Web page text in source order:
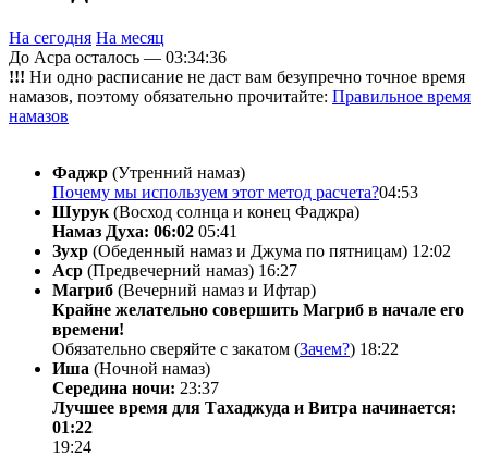
На сегодня На месяц
До Асра осталось — 03:34:36
!!! Ни одно расписание не даст вам безупречно точное время
намазов, поэтому обязательно прочитайте: Правильное время
намазов
Фаджр (Утренний намаз)
Почему мы используем этот метод расчета?04:53
Шурук (Восход солнца и конец Фаджра)
Намаз Духа: 06:02 05:41
Зухр (Обеденный намаз и Джума по пятницам) 12:02
Аср (Предвечерний намаз) 16:27
Магриб (Вечерний намаз и Ифтар)
Крайне желательно совершить Магриб в начале его
времени!
Обязательно сверяйте с закатом (Зачем?) 18:22
Иша (Ночной намаз)
Середина ночи: 23:37
Лучшее время для Тахаджуда и Витра начинается:
01:22
19:24